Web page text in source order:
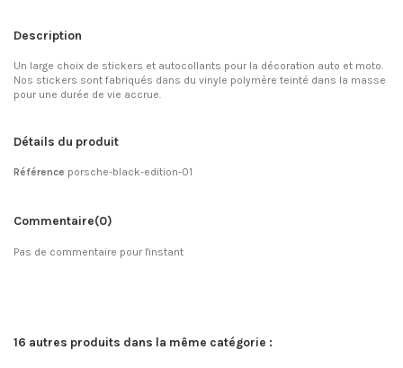
Description
Un large choix de stickers et autocollants pour la décoration auto et moto.
Nos stickers sont fabriqués dans du vinyle polymère teinté dans la masse
pour une durée de vie accrue.
Détails du produit
Référence porsche-black-edition-01
Commentaire(0)
Pas de commentaire pour l'instant
16 autres produits dans la même catégorie :